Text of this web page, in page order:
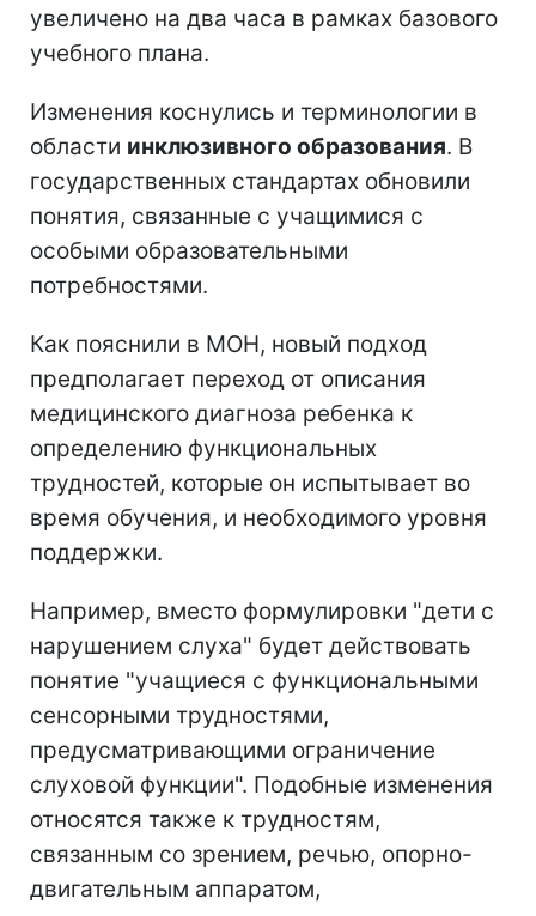
увеличено на два часа в рамках базового
учебного плана.
Изменения коснулись и терминологии в
области инклюзивного образования. В
государственных стандартах обновили
понятия, связанные с учащимися с
особыми образовательными
потребностями.
Как пояснили в МОН, новый подход
предполагает переход от описания
медицинского диагноза ребенка к
определению функциональных
трудностей, которые он испытывает во
время обучения, и необходимого уровня
поддержки.
Например, вместо формулировки "дети с
нарушением слуха" будет действовать
понятие "учащиеся с функциональными
сенсорными трудностями,
предусматривающими ограничение
слуховой функции". Подобные изменения
относятся также к трудностям,
связанным со зрением, речью, опорно-
двигательным аппаратом,